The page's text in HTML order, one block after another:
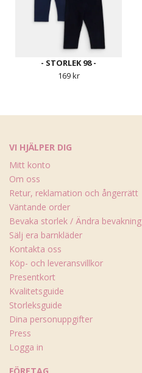
- STORLEK 98 -
169 kr
VI HJÄLPER DIG
Mitt konto
Om oss
Retur, reklamation och ångerrätt
Väntande order
Bevaka storlek / Ändra bevakning
Sälj era barnkläder
Kontakta oss
Köp- och leveransvillkor
Presentkort
Kvalitetsguide
Storleksguide
Dina personuppgifter
Press
Logga in